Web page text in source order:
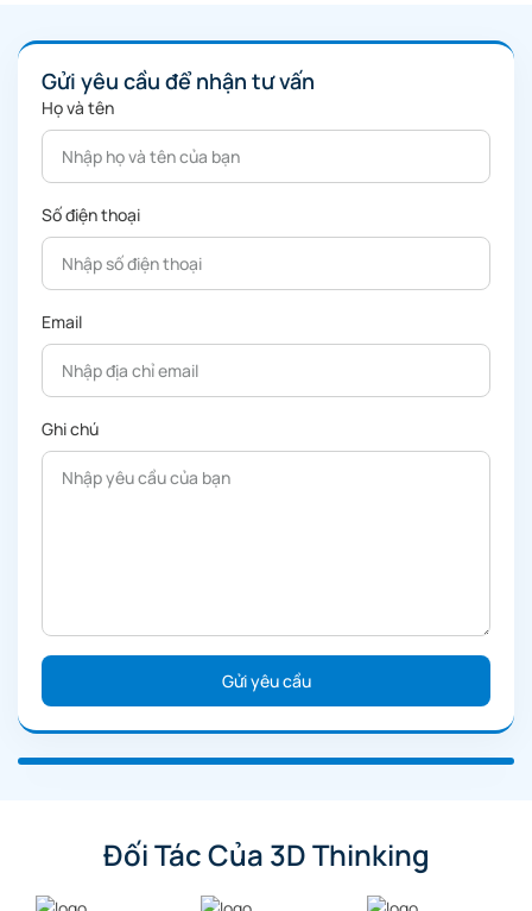
Gửi yêu cầu để nhận tư vấn
Họ và tên
Số điện thoại
Email
Ghi chú
Đối Tác Của 3D Thinking